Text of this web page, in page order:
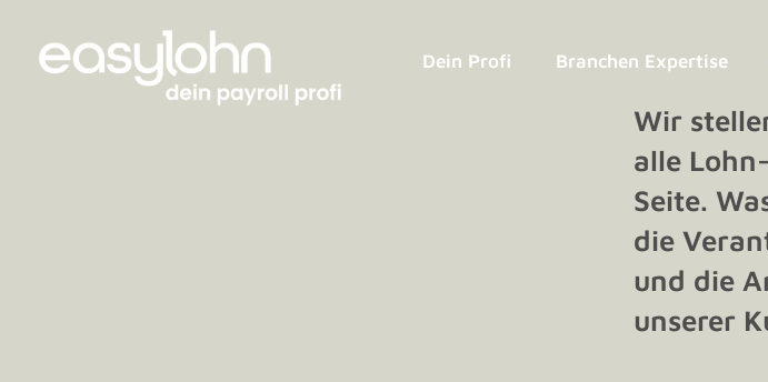
Dein Profi Branchen Expertise
Wir
alle
Seite.
die
und die
unserer